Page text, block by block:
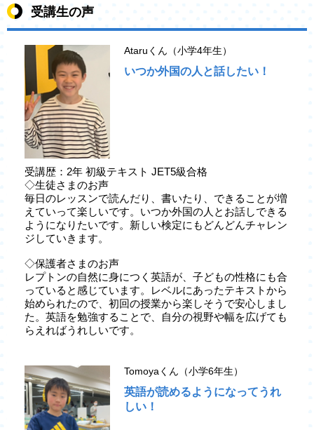
受講生の声
Ataruくん（小学4年生）
いつか外国の人と話したい！
受講歴：2年 初級テキスト JET5級合格
◇生徒さまのお声
毎日のレッスンで読んだり、書いたり、できることが増
えていって楽しいです。いつか外国の人とお話しできる
ようになりたいです。新しい検定にもどんどんチャレン
ジしていきます。
◇保護者さまのお声
レプトンの自然に身につく英語が、子どもの性格にも合
っていると感じています。レベルにあったテキストから
始められたので、初回の授業から楽しそうで安心しまし
た。英語を勉強することで、自分の視野や幅を広げても
らえればうれしいです。
Tomoyaくん（小学6年生）
英語が読めるようになってうれ
しい！